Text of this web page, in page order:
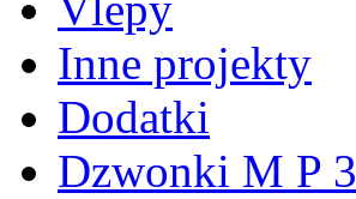
Inne projekty
Dodatki
Dzwonki M P 3